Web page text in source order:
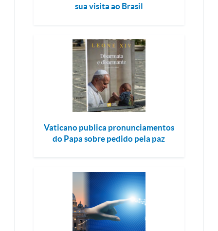
sua visita ao Brasil
Vaticano publica pronunciamentos
do Papa sobre pedido pela paz